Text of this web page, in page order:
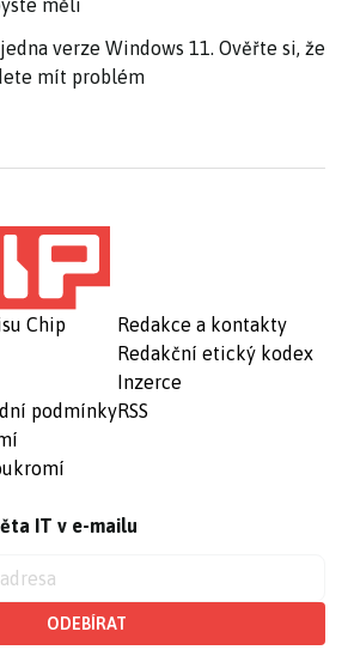
měli
verze Windows 11. Ověřte si, že
mít problém
Chip
podmínky
Redakce a kontakty
Redakční etický kodex
Inzerce
RSS
IT v e-mailu
ODEBÍRAT